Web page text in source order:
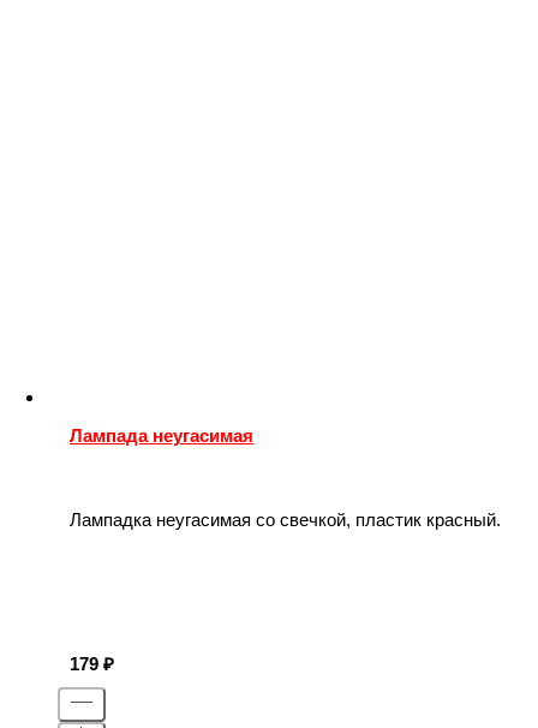
Лампада неугасимая
Лампадка неугасимая со свечкой, пластик красный.
179